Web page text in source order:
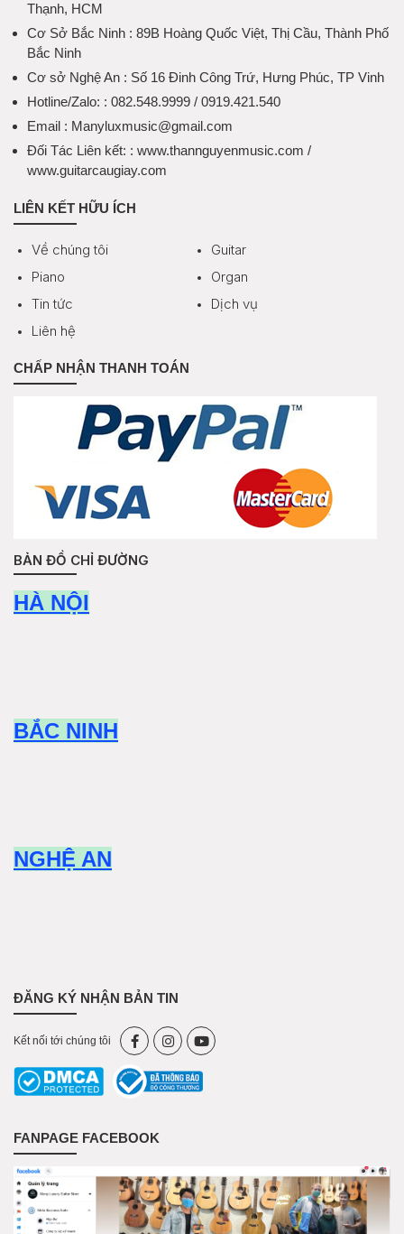
Thạnh, HCM
Cơ Sở Bắc Ninh : 89B Hoàng Quốc Việt, Thị Cầu, Thành Phố
Bắc Ninh
Cơ sở Nghệ An : Số 16 Đinh Công Trứ, Hưng Phúc, TP Vinh
Hotline/Zalo: : 082.548.9999 / 0919.421.540
Email : Manyluxmusic@gmail.com
Đối Tác Liên kết: : www.thannguyenmusic.com /
www.guitarcaugiay.com
LIÊN KẾT HỮU ÍCH
Về chúng tôi
Guitar
Piano
Organ
Tin tức
Dịch vụ
Liên hệ
CHẤP NHẬN THANH TOÁN
BẢN ĐỒ CHỈ ĐƯỜNG
HÀ NỘI
BẮC NINH
NGHỆ AN
ĐĂNG KÝ NHẬN BẢN TIN
Kết nối tới chúng tôi
FANPAGE FACEBOOK